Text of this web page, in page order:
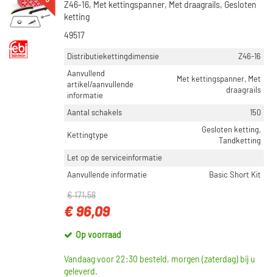
Z46-16, Met kettingspanner, Met draagrails, Gesloten
ketting
49517
Distributiekettingdimensie
Z46-16
Aanvullend
artikel/aanvullende
informatie
Met kettingspanner, Met
draagrails
Aantal schakels 150
Kettingtype
Gesloten ketting,
Tandketting
Let op de serviceinformatie
Aanvullende informatie
Basic Short Kit
€ 171,58
€ 96,09
Op voorraad
Vandaag voor 22:30 besteld, morgen (zaterdag) bij u
geleverd.